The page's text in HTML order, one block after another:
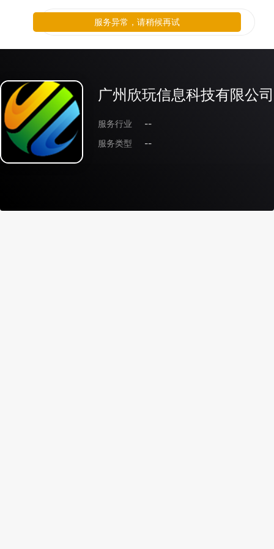
广州欣玩信息科技有限公司
服务行业
--
服务类型
--
服务异常，请稍候再试